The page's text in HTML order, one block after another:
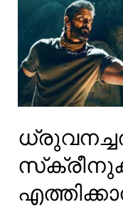
എപ്പോൾ
ഉള്ള
ചോദ്യം
കേട്ട്
മടുത്തോ,
ജോണി
ആന്റണി